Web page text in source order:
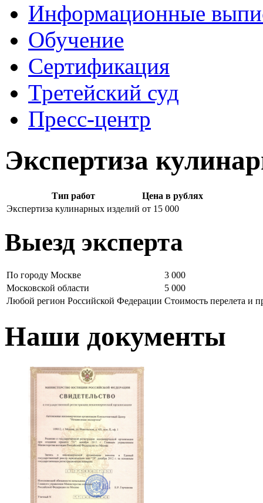
Информационные
Обучение
Сертификация
Третейский суд
Пресс-центр
Экспертиза
Тип работ
Цена в рублях
Экспертиза кулинарных изделий от 15 000
Выезд эксперта
По городу Москве
3 000
Московской области
5 000
Любой регион Российской Федерации Стоимость перелета и
Наши документы